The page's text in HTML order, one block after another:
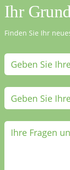
Ihr
Finden Sie Ihr